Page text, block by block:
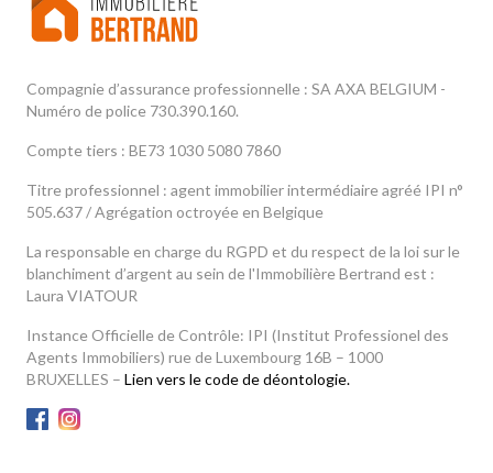
Compagnie d’assurance professionnelle : SA AXA BELGIUM -
Numéro de police 730.390.160.
Compte tiers : BE73 1030 5080 7860
Titre professionnel : agent immobilier intermédiaire agréé IPI n°
505.637 / Agrégation octroyée en Belgique
La responsable en charge du RGPD et du respect de la loi sur le
blanchiment d’argent au sein de l'Immobilière Bertrand est :
Laura VIATOUR
Instance Officielle de Contrôle: IPI (Institut Professionel des
Agents Immobiliers) rue de Luxembourg 16B – 1000
BRUXELLES – Lien vers le code de déontologie.